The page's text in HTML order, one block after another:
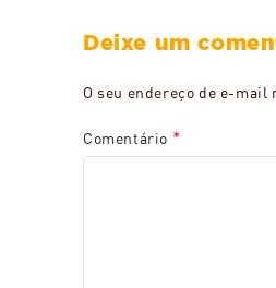
Deixe um
O seu endereço de e-mail
Comentário *